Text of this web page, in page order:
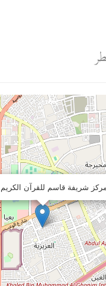
مركز شريفة قاسم للقرآن